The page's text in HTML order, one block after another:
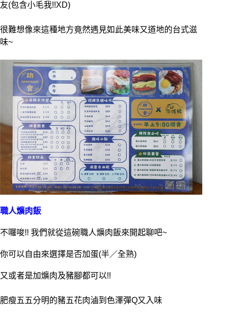
友(包含小毛我!!XD)
很難想像來這種地方竟然遇見如此美味又道地的台式滋
味~
職人爌肉飯
不囉唆!! 我們就從這碗職人爌肉飯來開起聊吧~
你可以自由來選擇是否加蛋(半／全熟)
又或者是加爌肉及豬腳都可以!!
肥瘦五五分明的豬五花肉滷到色澤彈Q又入味